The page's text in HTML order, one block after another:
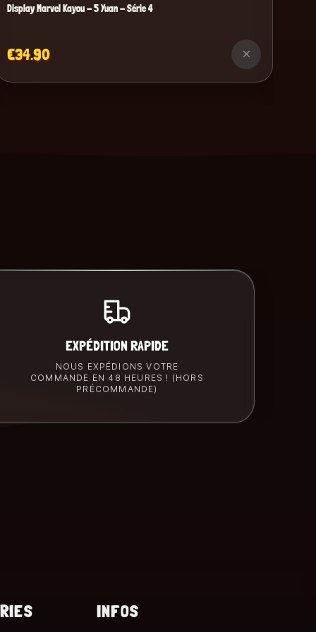
Display Marvel Kayou - 5 Yuan - Série 4
€34.90 ×
EXPÉDITION RAPIDE
NOUS EXPÉDIONS VOTRE
COMMANDE EN 48 HEURES ! (HORS
PRÉCOMMANDE)
INFOS